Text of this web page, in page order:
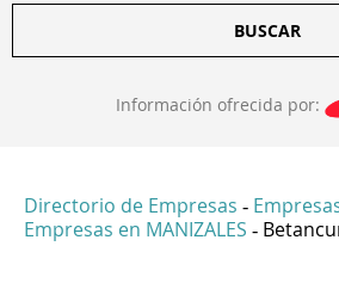
BUSCAR
Información ofrecida por:
Directorio de Empresas -
Empresas en MANIZALES -